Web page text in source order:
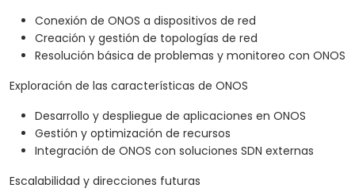
Conexión de ONOS a dispositivos de red
Creación y gestión de topologías de red
Resolución básica de problemas y monitoreo con ONOS
Exploración de las características de ONOS
Desarrollo y despliegue de aplicaciones en ONOS
Gestión y optimización de recursos
Integración de ONOS con soluciones SDN externas
Escalabilidad y direcciones futuras